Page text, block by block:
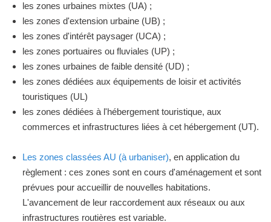
les zones urbaines mixtes (UA) ;
les zones d'extension urbaine (UB) ;
les zones d'intérêt paysager (UCA) ;
les zones portuaires ou fluviales (UP) ;
les zones urbaines de faible densité (UD) ;
les zones dédiées aux équipements de loisir et activités
touristiques (UL)
les zones dédiées à l'hébergement touristique, aux
commerces et infrastructures liées à cet hébergement (UT).
Les zones classées AU (à urbaniser), en application du
règlement : ces zones sont en cours d'aménagement et sont
prévues pour accueillir de nouvelles habitations.
L'avancement de leur raccordement aux réseaux ou aux
infrastructures routières est variable.